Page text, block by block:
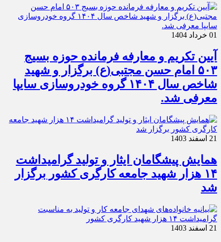
01 خرداد 1404
آیین تکریم و معارفه فرمانده حوزه بسیج
۵۰۳ امام حسن مجتبی(ع) برگزار و شهید
شاخص سال ۱۴۰۴ گروه خودروسازی سایپا
معرفی شد.
21 اسفند 1403
همایش پیشگامان ایثار و تولید گرامیداشت
۱۴ هزار شهید جامعه کارگری کشور برگزار
شد
21 اسفند 1403